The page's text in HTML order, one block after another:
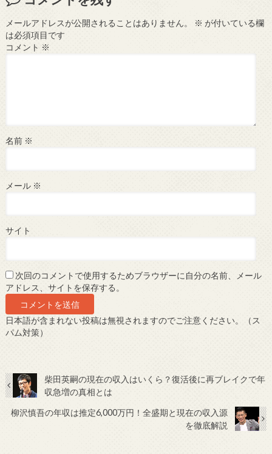
メールアドレスが公開されることはありません。 ※ が付いている欄
は必須項目です
コメント ※
名前 ※
メール ※
サイト
次回のコメントで使用するためブラウザーに自分の名前、メール
アドレス、サイトを保存する。
日本語が含まれない投稿は無視されますのでご注意ください。（ス
パム対策）
柴田英嗣の現在の収入はいくら？復活後に再ブレイクで年
収急増の真相とは
柳沢慎吾の年収は推定6,000万円！全盛期と現在の収入源
を徹底解説